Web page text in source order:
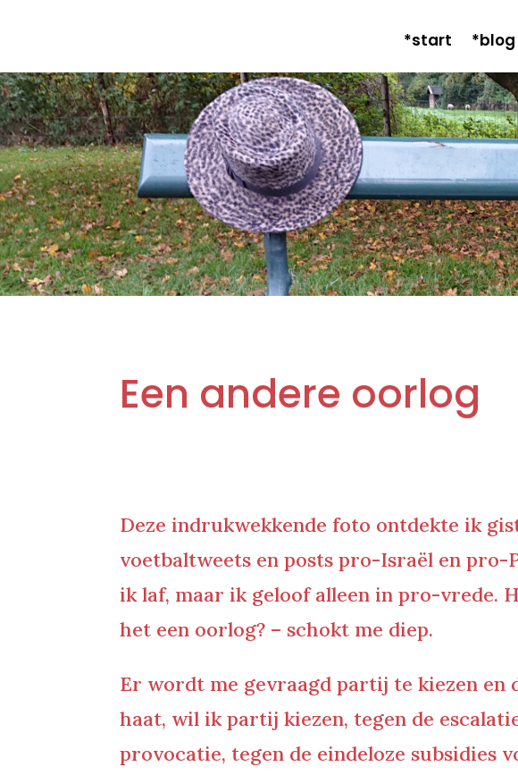
*start *blog
Een andere oorlog
Deze indrukwekkende foto ontdekte ik
voetbaltweets en posts pro-Israël en pro-
ik laf, maar ik geloof alleen in pro-vrede.
het een oorlog? – schokt me diep.
Er wordt me gevraagd partij te kiezen en
haat, wil ik partij kiezen, tegen de
provocatie, tegen de eindeloze subsidies